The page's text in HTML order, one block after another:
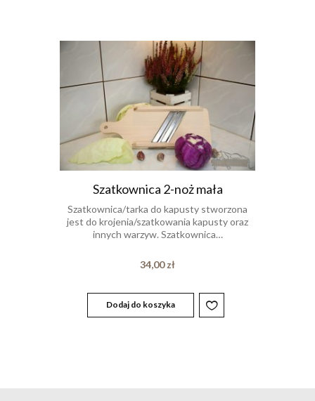
Szatkownica 2-noż mała
Szatkownica/tarka do kapusty stworzona
jest do krojenia/szatkowania kapusty oraz
innych warzyw. Szatkownica…
34,00zł
Dodaj do koszyka